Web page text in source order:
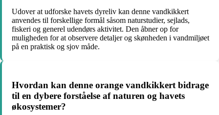
Udover at udforske havets dyreliv kan denne vandkikkert
anvendes til forskellige formål såsom naturstudier, sejlads,
fiskeri og generel udendørs aktivitet. Den åbner op for
muligheden for at observere detaljer og skønheden i vandmiljøet
på en praktisk og sjov måde.
Hvordan kan denne orange vandkikkert bidrage
til en dybere forståelse af naturen og havets
økosystemer?